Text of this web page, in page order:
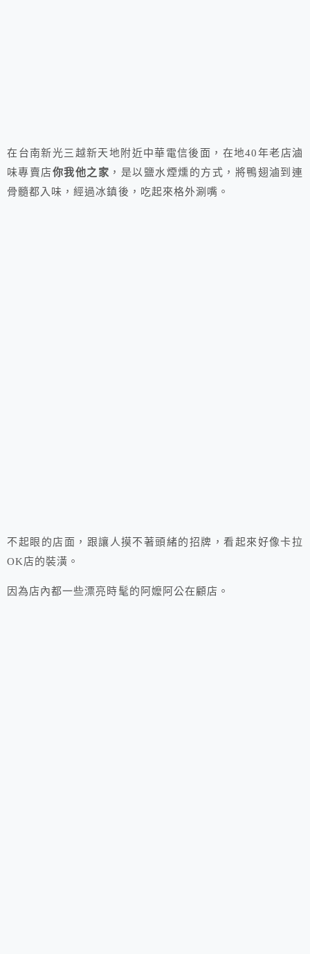
在台南新光三越新天地附近中華電信後面，在地40年老店滷
味專賣店你我他之家 ，是以鹽水煙燻的方式，將鴨翅滷到連
骨髓都入味，經過冰鎮後，吃起來格外涮嘴。
不起眼的店面，跟讓人摸不著頭緒的招牌，看起來好像卡拉
OK店的裝潢。
因為店內都一些漂亮時髦的阿嬤阿公在顧店。